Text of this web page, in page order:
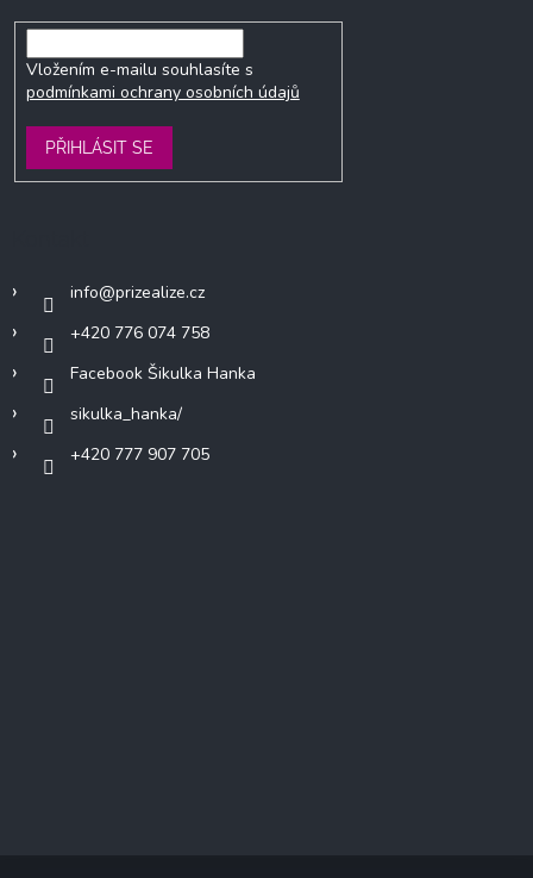
Vložením e-mailu souhlasíte s
podmínkami ochrany osobních údajů
PŘIHLÁSIT SE
info@prizealize.cz
+420 776 074 758
Facebook Šikulka Hanka
sikulka_hanka/
+420 777 907 705